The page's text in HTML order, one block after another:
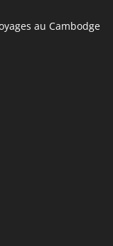
au Cambodge